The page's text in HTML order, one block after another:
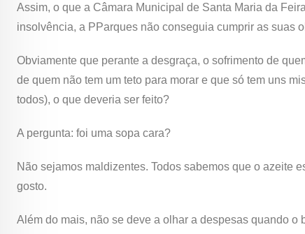
Assim, o que a Câmara Municipal de Santa Maria da
insolvência, a PParques não conseguia cumprir as suas
Obviamente que perante a desgraça, o sofrimento de
de quem não tem um teto para morar e que só tem uns
todos), o que deveria ser feito?
A pergunta: foi uma sopa cara?
Não sejamos maldizentes. Todos sabemos que o azeite
gosto.
Além do mais, não se deve a olhar a despesas quando